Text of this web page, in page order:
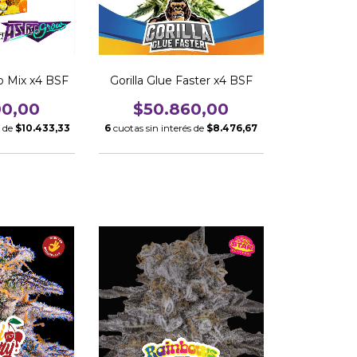
Mix x4 BSF
$10.433,33
Gorilla Glue Faster x4 BSF
$50.860,00
6 cuotas sin interés de $8.476,67